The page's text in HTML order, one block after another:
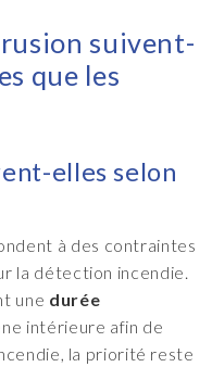
suivent-
que les
elles selon
à des contraintes
la détection incendie.
une durée
intérieure afin de
la priorité reste